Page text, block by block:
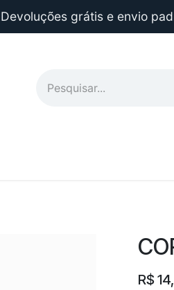
Devoluções grátis e envio
R$